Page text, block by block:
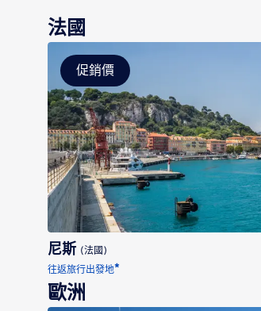
法國
促銷價
尼斯 (法國)
往返旅行出發地*
歐洲